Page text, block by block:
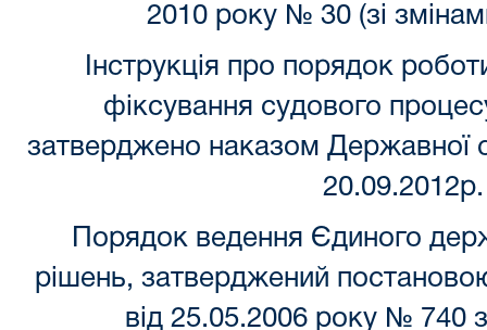
2010 року № 30 (зі
Інструкція про порядок
фіксування судового
затверджено наказом Державної
Порядок ведення Єдиного
рішень, затверджений
від 25.05.2006 року № 740